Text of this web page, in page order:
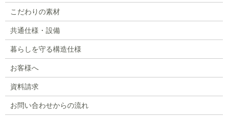
こだわりの素材
共通仕様・設備
暮らしを守る構造仕様
お客様へ
資料請求
お問い合わせからの流れ